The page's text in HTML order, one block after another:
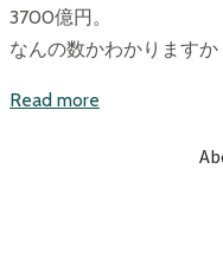
3700億円。
なんの数かわかりますか
Read more